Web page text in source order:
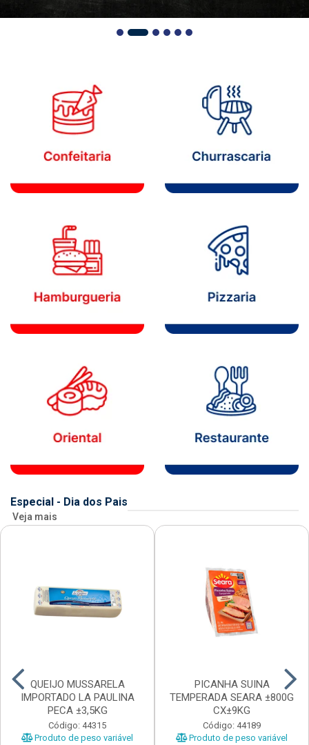
Especial - Dia dos Pais
Veja mais
QUEIJO MUSSARELA
IMPORTADO LA PAULINA
PECA ±3,5KG
Código: 44315
Produto de peso variável
PICANHA SUINA
TEMPERADA SEARA ±800G
CX±9KG
Código: 44189
Produto de peso variável